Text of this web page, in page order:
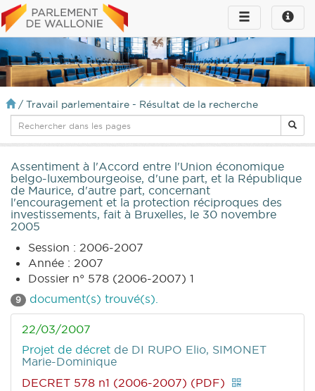
Toggle
infos
Toggle
navigation
/ Travail parlementaire - Résultat de la recherche
Assentiment à l'Accord entre l'Union économique
belgo-luxembourgeoise, d'une part, et la République
de Maurice, d'autre part, concernant
l'encouragement et la protection réciproques des
investissements, fait à Bruxelles, le 30 novembre
2005
Session : 2006-2007
Année : 2007
Dossier n° 578 (2006-2007) 1
9 document(s) trouvé(s).
22/03/2007
Projet de décret de DI RUPO Elio, SIMONET
Marie-Dominique
DECRET 578 n1 (2006-2007) (PDF)